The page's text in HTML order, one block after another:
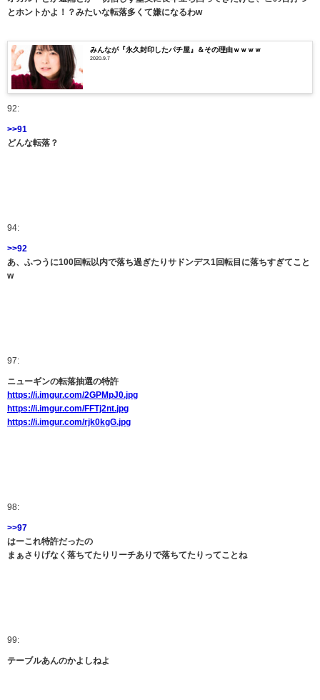
とホントかよ！？みたいな転落多くて嫌になるわw
みんなが『永久封印したパチ屋』＆その理由ｗｗｗｗ
2020.9.7
92:
>>91
どんな転落？
94:
>>92
あ、ふつうに100回転以内で落ち過ぎたりサドンデス1回転目に落ちすぎてこと
w
97:
ニューギンの転落抽選の特許
https://i.imgur.com/2GPMpJ0.jpg
https://i.imgur.com/FFTj2nt.jpg
https://i.imgur.com/rjk0kgG.jpg
98:
>>97
はーこれ特許だったの
まぁさりげなく落ちてたりリーチありで落ちてたりってことね
99:
テーブルあんのかよしねよ